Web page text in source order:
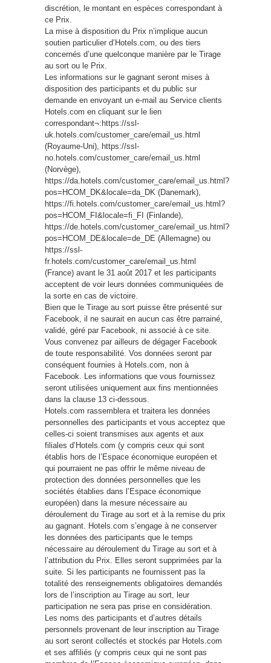
discrétion, le montant en espèces correspondant à
ce Prix.
La mise à disposition du Prix n’implique aucun
soutien particulier d’Hotels.com, ou des tiers
concernés d’une quelconque manière par le Tirage
au sort ou le Prix.
Les informations sur le gagnant seront mises à
disposition des participants et du public sur
demande en envoyant un e-mail au Service clients
Hotels.com en cliquant sur le lien
correspondant¬:https://ssl-
uk.hotels.com/customer_care/email_us.html
(Royaume-Uni), https://ssl-
no.hotels.com/customer_care/email_us.html
(Norvège),
https://da.hotels.com/customer_care/email_us.html?
pos=HCOM_DK&locale=da_DK (Danemark),
https://fi.hotels.com/customer_care/email_us.html?
pos=HCOM_FI&locale=fi_FI (Finlande),
https://de.hotels.com/customer_care/email_us.html?
pos=HCOM_DE&locale=de_DE (Allemagne) ou
https://ssl-
fr.hotels.com/customer_care/email_us.html
(France) avant le 31 août 2017 et les participants
acceptent de voir leurs données communiquées de
la sorte en cas de victoire.
Bien que le Tirage au sort puisse être présenté sur
Facebook, il ne saurait en aucun cas être parrainé,
validé, géré par Facebook, ni associé à ce site.
Vous convenez par ailleurs de dégager Facebook
de toute responsabilité. Vos données seront par
conséquent fournies à Hotels.com, non à
Facebook. Les informations que vous fournissez
seront utilisées uniquement aux fins mentionnées
dans la clause 13 ci-dessous.
Hotels.com rassemblera et traitera les données
personnelles des participants et vous acceptez que
celles-ci soient transmises aux agents et aux
filiales d’Hotels.com (y compris ceux qui sont
établis hors de l’Espace économique européen et
qui pourraient ne pas offrir le même niveau de
protection des données personnelles que les
sociétés établies dans l’Espace économique
européen) dans la mesure nécessaire au
déroulement du Tirage au sort et à la remise du prix
au gagnant. Hotels.com s’engage à ne conserver
les données des participants que le temps
nécessaire au déroulement du Tirage au sort et à
l’attribution du Prix. Elles seront supprimées par la
suite. Si les participants ne fournissent pas la
totalité des renseignements obligatoires demandés
lors de l’inscription au Tirage au sort, leur
participation ne sera pas prise en considération.
Les noms des participants et d’autres détails
personnels provenant de leur inscription au Tirage
au sort seront collectés et stockés par Hotels.com
et ses affiliés (y compris ceux qui ne sont pas